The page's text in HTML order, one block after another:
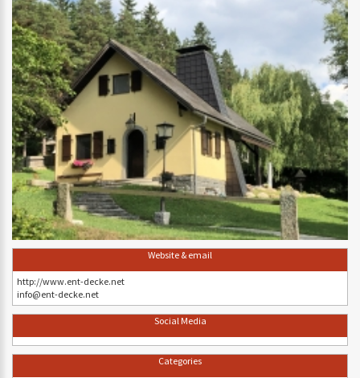
Website & email
http://www.ent-decke.net
info@ent-decke.net
Social Media
Categories